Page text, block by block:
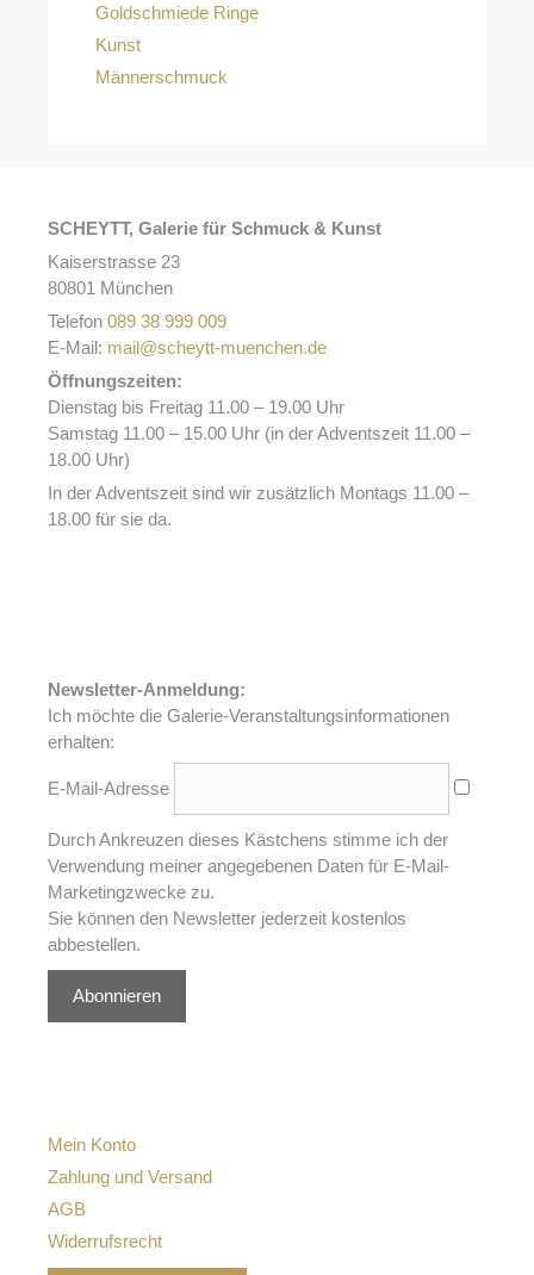
Goldschmiede Ringe
Kunst
Männerschmuck
SCHEYTT, Galerie für Schmuck & Kunst
Kaiserstrasse 23
80801 München
Telefon 089 38 999 009
E-Mail: mail@scheytt-muenchen.de
Öffnungszeiten:
Dienstag bis Freitag 11.00 – 19.00 Uhr
Samstag 11.00 – 15.00 Uhr (in der Adventszeit 11.00 –
18.00 Uhr)
In der Adventszeit sind wir zusätzlich Montags 11.00 –
18.00 für sie da.
Newsletter-Anmeldung:
Ich möchte die Galerie-Veranstaltungsinformationen
erhalten:
E-Mail-Adresse
Durch Ankreuzen dieses Kästchens stimme ich der
Verwendung meiner angegebenen Daten für E-Mail-
Marketingzwecke zu.
Sie können den Newsletter jederzeit kostenlos
abbestellen.
Abonnieren
Mein Konto
Zahlung und Versand
AGB
Widerrufsrecht